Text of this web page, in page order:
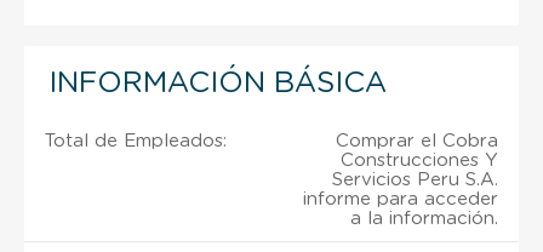
INFORMACIÓN BÁSICA
Total de Empleados:
Comprar el Cobra
Construcciones Y
Servicios Peru S.A.
informe para acceder
a la información.